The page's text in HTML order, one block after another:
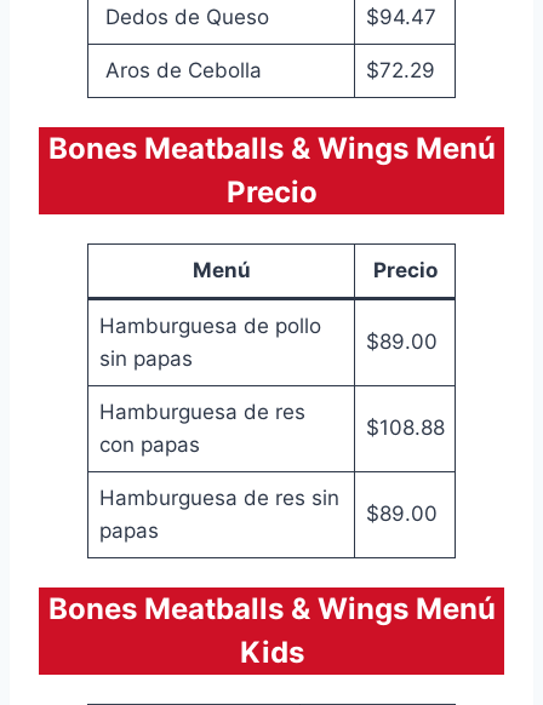
Dedos de Queso $94.47
Aros de Cebolla $72.29
Bones Meatballs & Wings Menú
Precio
Menú Precio
Hamburguesa de pollo
sin papas
$89.00
Hamburguesa de res
con papas
$108.88
Hamburguesa de res sin
papas
$89.00
Bones Meatballs & Wings Menú
Kids